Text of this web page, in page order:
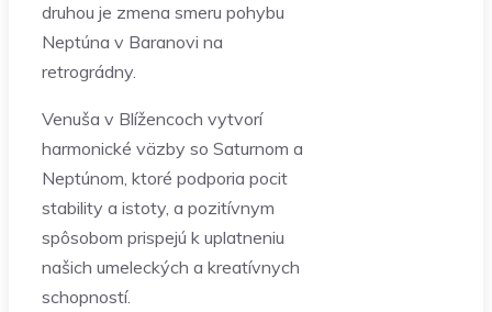
druhou je zmena smeru pohybu
Neptúna v Baranovi na
retrográdny.
Venuša v Blížencoch vytvorí
harmonické väzby so Saturnom a
Neptúnom, ktoré podporia pocit
stability a istoty, a pozitívnym
spôsobom prispejú k uplatneniu
našich umeleckých a kreatívnych
schopností.